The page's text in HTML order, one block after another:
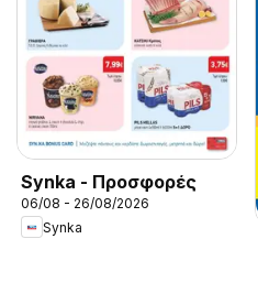
Synka - Προσφορές
06/08 - 26/08/2026
Synka